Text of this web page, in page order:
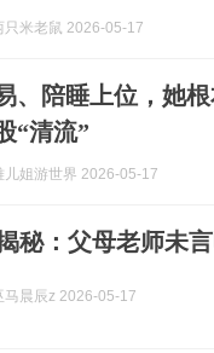
只米老鼠 2026-05-17
、陪睡上位，她
“清流”
儿姐游世界 2026-05-17
揭秘：父母老师未
马晨辰z 2026-05-17